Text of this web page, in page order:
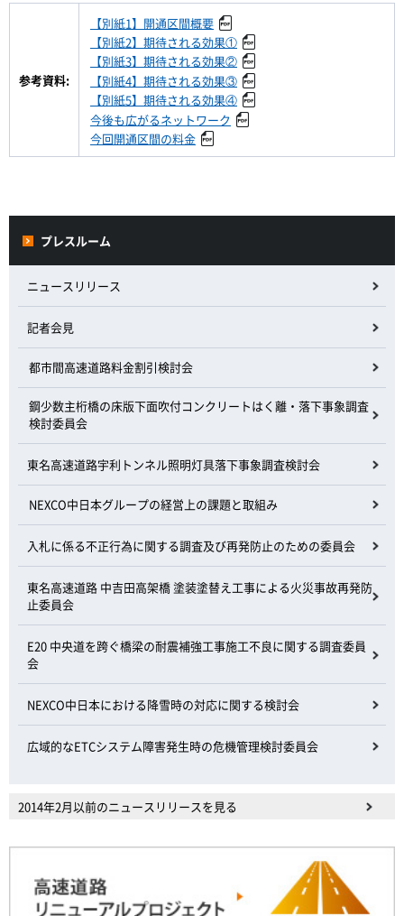
参考資料:
【別紙1】開通区間概要
【別紙2】期待される効果①
【別紙3】期待される効果②
【別紙4】期待される効果③
【別紙5】期待される効果④
今後も広がるネットワーク
今回開通区間の料金
プレスルーム
ニュースリリース
記者会見
都市間高速道路料金割引検討会
鋼少数主桁橋の床版下面吹付コンクリートはく離・落下事象調査
検討委員会
東名高速道路宇利トンネル照明灯具落下事象調査検討会
NEXCO中日本グループの経営上の課題と取組み
入札に係る不正行為に関する調査及び再発防止のための委員会
東名高速道路 中吉田高架橋 塗装塗替え工事による火災事故再発防
止委員会
E20 中央道を跨ぐ橋梁の耐震補強工事施工不良に関する調査委員
会
NEXCO中日本における降雪時の対応に関する検討会
広域的なETCシステム障害発生時の危機管理検討委員会
2014年2月以前のニュースリリースを見る